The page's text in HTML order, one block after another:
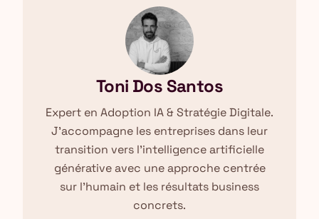
Toni Dos Santos
Expert en Adoption IA & Stratégie Digitale.
J'accompagne les entreprises dans leur
transition vers l'intelligence artificielle
générative avec une approche centrée
sur l'humain et les résultats business
concrets.